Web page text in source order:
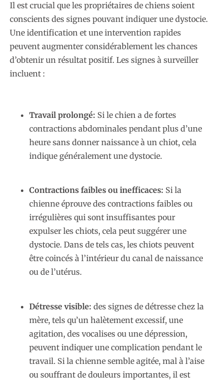
Il est crucial que les propriétaires de chiens soient
conscients des signes pouvant indiquer une dystocie.
Une identification et une intervention rapides
peuvent augmenter considérablement les chances
d’obtenir un résultat positif. Les signes à surveiller
incluent :
Travail prolongé: Si le chien a de fortes
contractions abdominales pendant plus d’une
heure sans donner naissance à un chiot, cela
indique généralement une dystocie.
Contractions faibles ou inefficaces: Si la
chienne éprouve des contractions faibles ou
irrégulières qui sont insuffisantes pour
expulser les chiots, cela peut suggérer une
dystocie. Dans de tels cas, les chiots peuvent
être coincés à l’intérieur du canal de naissance
ou de l’utérus.
Détresse visible: des signes de détresse chez la
mère, tels qu’un halètement excessif, une
agitation, des vocalises ou une dépression,
peuvent indiquer une complication pendant le
travail. Si la chienne semble agitée, mal à l’aise
ou souffrant de douleurs importantes, il est